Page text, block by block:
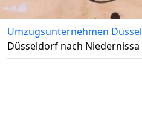
Umzugsunternehmen
Düsseldorf nach Niedernissa